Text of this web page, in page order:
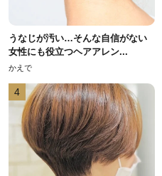
うなじが汚い…そんな自信がない
女性にも役立つヘアアレン...
かえで
4